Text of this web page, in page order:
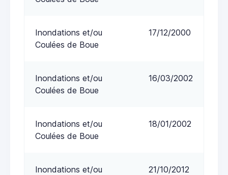
Inondations et/ou
Coulées de Boue
17/12/2000
Inondations et/ou
Coulées de Boue
16/03/2002
Inondations et/ou
Coulées de Boue
18/01/2002
Inondations et/ou
21/10/2012